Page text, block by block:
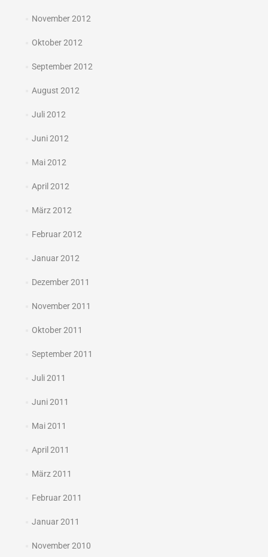
November 2012
Oktober 2012
September 2012
August 2012
Juli 2012
Juni 2012
Mai 2012
April 2012
März 2012
Februar 2012
Januar 2012
Dezember 2011
November 2011
Oktober 2011
September 2011
Juli 2011
Juni 2011
Mai 2011
April 2011
März 2011
Februar 2011
Januar 2011
November 2010